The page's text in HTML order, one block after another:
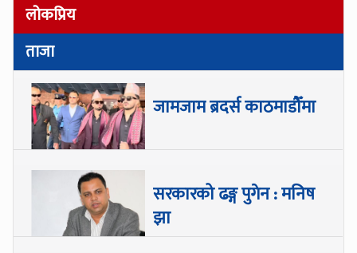
लोकप्रिय
ताजा
जामजाम ब्रदर्स काठमाडौँमा
सरकारको ढङ्ग पुगेन : मनिष
झा